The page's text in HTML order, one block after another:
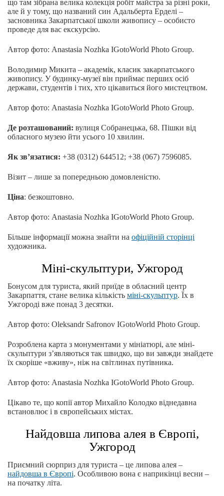
що там зібрана велика колекція робіт майстра за різні роки,
але й у тому, що названий син Адальберта Ерделі –
засновника Закарпатської школи живопису – особисто
проведе для вас екскурсію.
Автор фото: Anastasia Nozhka IGotoWorld Photo Group.
Володимир Микита – академік, класик закарпатського
живопису. У будинку-музеї він приймає перших осіб
держави, студентів і тих, хто цікавиться його мистецтвом.
Автор фото: Anastasia Nozhka IGotoWorld Photo Group.
Де розташований: вулиця Собранецька, 68. Пішки від
обласного музею йти усього 10 хвилин.
Як зв’язатися: +38 (0312) 644512; +38 (067) 7596085.
Візит – лише за попередньою домовленістю.
Ціна: безкоштовно.
Автор фото: Anastasia Nozhka IGotoWorld Photo Group.
Більше інформації можна знайти на офіційній сторінці
художника.
Міні-скульптури, Ужгород
Бонусом для туриста, який приїде в обласний центр
Закарпаття, стане велика кількість міні-скульптур. Їх в
Ужгороді вже понад 3 десятки.
Автор фото: Oleksandr Safronov IGotoWorld Photo Group.
Розроблена карта з монументами у мініатюрі, але міні-
скульптури з’являються так швидко, що ви завжди знайдете
їх скоріше «вживу», ніж на світлинах путівника.
Автор фото: Anastasia Nozhka IGotoWorld Photo Group.
Цікаво те, що копії автор Михайло Колодко віднедавна
встановлює і в європейських містах.
Найдовша липова алея в Європі,
Ужгород
Приємний сюрприз для туриста – це липова алея –
найдовша в Європі. Особливою вона є наприкінці весни –
на початку літа.